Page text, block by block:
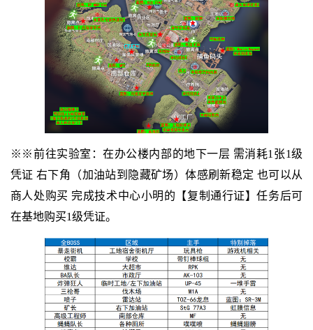
※※前往实验室：在办公楼内部的地下一层 需消耗1张1级
凭证 右下角（加油站到隐藏矿场）体感刷新稳定 也可以从
商人处购买 完成技术中心小明的【复制通行证】任务后可
在基地购买1级凭证。